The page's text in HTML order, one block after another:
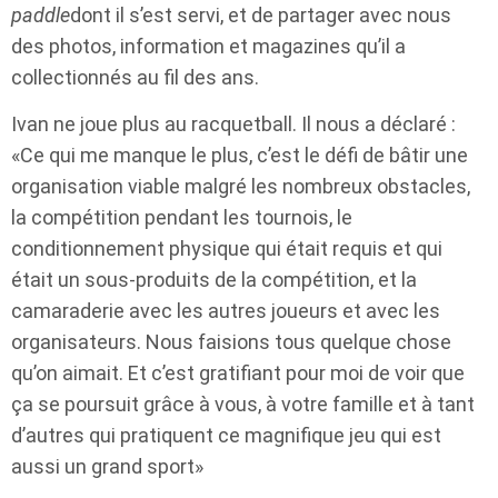
paddledont il s’est servi, et de partager avec nous
des photos, information et magazines qu’il a
collectionnés au fil des ans.
Ivan ne joue plus au racquetball. Il nous a déclaré :
«Ce qui me manque le plus, c’est le défi de bâtir une
organisation viable malgré les nombreux obstacles,
la compétition pendant les tournois, le
conditionnement physique qui était requis et qui
était un sous-produits de la compétition, et la
camaraderie avec les autres joueurs et avec les
organisateurs. Nous faisions tous quelque chose
qu’on aimait. Et c’est gratifiant pour moi de voir que
ça se poursuit grâce à vous, à votre famille et à tant
d’autres qui pratiquent ce magnifique jeu qui est
aussi un grand sport»